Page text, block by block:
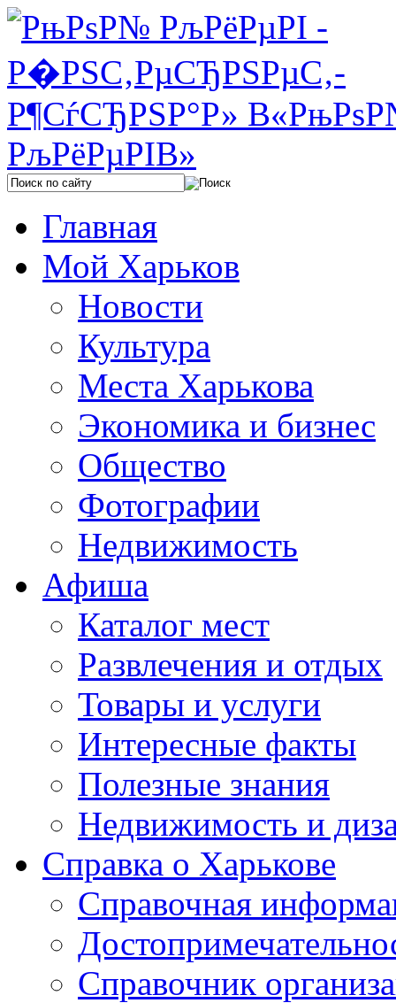
Главная
Мой Харьков
Новости
Культура
Места Харькова
Экономика и бизнес
Общество
Фотографии
Недвижимость
Афиша
Каталог мест
Развлечения и отдых
Товары и услуги
Интересные факты
Полезные знания
Недвижимость и
Справка о Харькове
Справочная
Справочник